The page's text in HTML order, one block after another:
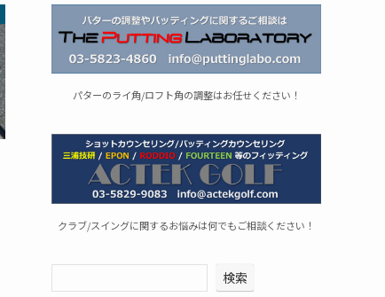
パターのライ角/ロフト角の調整はお任せください！
クラブ/スイングに関するお悩みは何でもご相談ください！
検索